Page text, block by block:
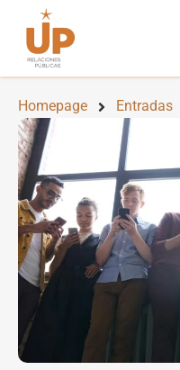
Homepage Entradas